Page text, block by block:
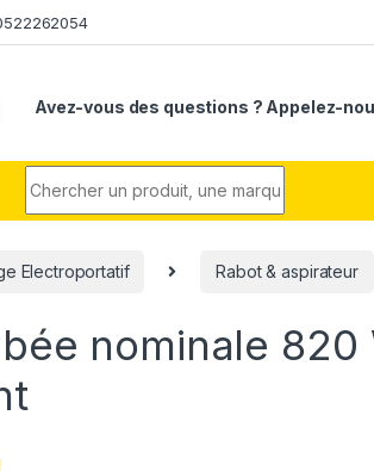
Avez-vous des questions ? Appelez-
Electroportatif Rabot & aspirateur
nominale 820